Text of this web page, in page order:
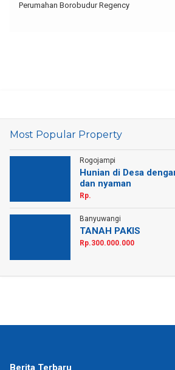
Perumahan Borobudur Regency
Most Popular Property
Rogojampi
Hunian di Desa
dan nyaman
Rp.
Banyuwangi
TANAH PAKIS
Rp.300.000.000
Berita Terbaru